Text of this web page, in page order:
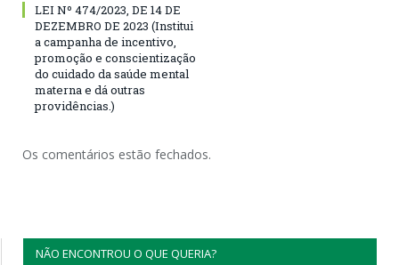
LEI Nº 474/2023, DE 14 DE
DEZEMBRO DE 2023 (Institui
a campanha de incentivo,
promoção e conscientização
do cuidado da saúde mental
materna e dá outras
providências.)
Os comentários estão fechados.
NÃO ENCONTROU O QUE QUERIA?